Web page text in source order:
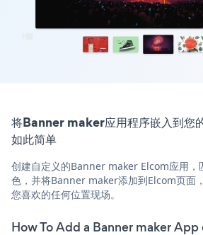
将Banner maker应用程序嵌入到您
如此简单
创建自定义的Banner maker Elcom应用，
色，并将Banner maker添加到Elcom页面
您喜欢的任何位置现场。
How To Add a Banner maker App